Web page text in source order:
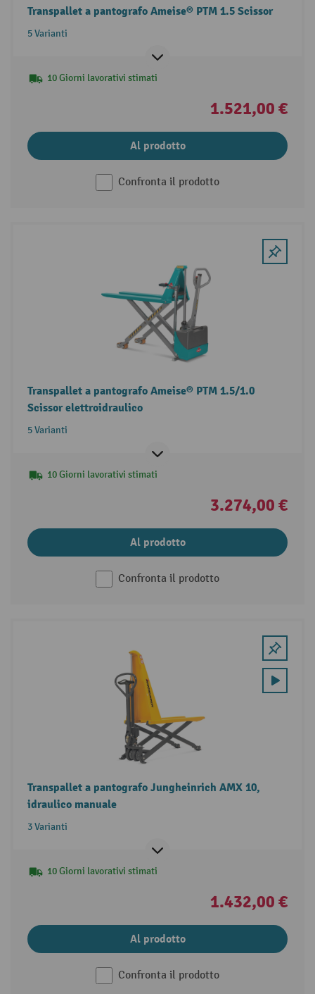
Transpallet a pantografo Ameise® PTM 1.5 Scissor
5 Varianti
10 Giorni lavorativi stimati
1.521,00 €
Al prodotto
Confronta il prodotto
Transpallet a pantografo Ameise® PTM 1.5/1.0
Scissor elettroidraulico
5 Varianti
10 Giorni lavorativi stimati
3.274,00 €
Al prodotto
Confronta il prodotto
Transpallet a pantografo Jungheinrich AMX 10,
idraulico manuale
3 Varianti
10 Giorni lavorativi stimati
1.432,00 €
Al prodotto
Confronta il prodotto